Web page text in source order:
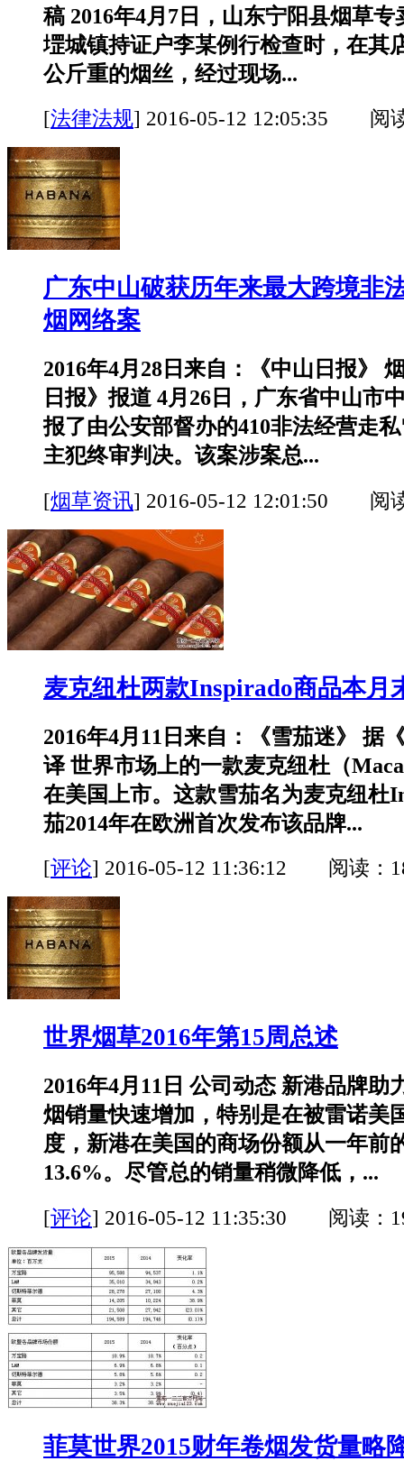
稿 2016年4月7日，山东宁阳县烟草
堽城镇持证户李某例行检查时，在其
公斤重的烟丝，经过现场...
[法律法规] 2016-05-12 12:05:35 阅
广东中山破获历年来最大跨境非
烟网络案
2016年4月28日来自：《中山日报》
日报》报道 4月26日，广东省中山市
报了由公安部督办的410非法经营走
主犯终审判决。该案涉案总...
[烟草资讯] 2016-05-12 12:01:50 阅
麦克纽杜两款Inspirado商品本月
2016年4月11日来自：《雪茄迷》 据
译 世界市场上的一款麦克纽杜（
在美国上市。这款雪茄名为麦克纽杜
茄2014年在欧洲首次发布该品牌...
[评论] 2016-05-12 11:36:12 阅读：
世界烟草2016年第15周总述
2016年4月11日 公司动态 新港品牌助
烟销量快速增加，特别是在被雷诺美
度，新港在美国的商场份额从一年前
13.6%。尽管总的销量稍微降低，...
[评论] 2016-05-12 11:35:30 阅读：
菲莫世界2015财年卷烟发货量略